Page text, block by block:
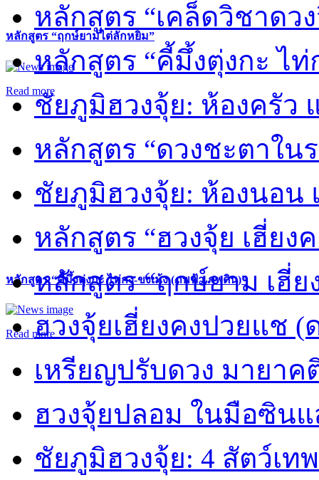
หลักสูตร “ฤกษ์ยามไต่ลักหยิ่ม”
Read more
หลักสูตร “คี้มึ้งตุ่งกะ ไท่กง-ขงเม้ง (ภพฟ้า ภพดิน)”
Read more
หลักสูตร “เคล็ดวิชาดว
หลักสูตร “คี้มึ้งตุ่งกะ ไ
ชัยภูมิฮวงจุ้ย: ห้องครัว
หลักสูตร “ดวงชะตาใน
ชัยภูมิฮวงจุ้ย: ห้องนอน
หลักสูตร “ฮวงจุ้ย เฮี่ยง
หลักสูตร “ฤกษ์ยาม เฮี่ย
ฮวงจุ้ยเฮี่ยงคงปวยแช (
เหรียญปรับดวง มายา
ฮวงจุ้ยปลอม ในมือซิน
ชัยภูมิฮวงจุ้ย: 4 สัตว์เทพ